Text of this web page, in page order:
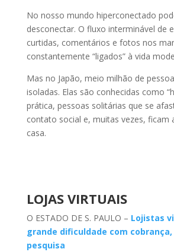
No nosso mundo hiperconectado
desconectar. O fluxo interminável de
curtidas, comentários e fotos nos
constantemente “ligados” à vida
Mas no Japão, meio milhão de
isoladas. Elas são conhecidas como
prática, pessoas solitárias que se
contato social e, muitas vezes, ficam
casa.
LOJAS VIRTUAIS
O ESTADO DE S. PAULO – Lojistas
grande dificuldade com
pesquisa